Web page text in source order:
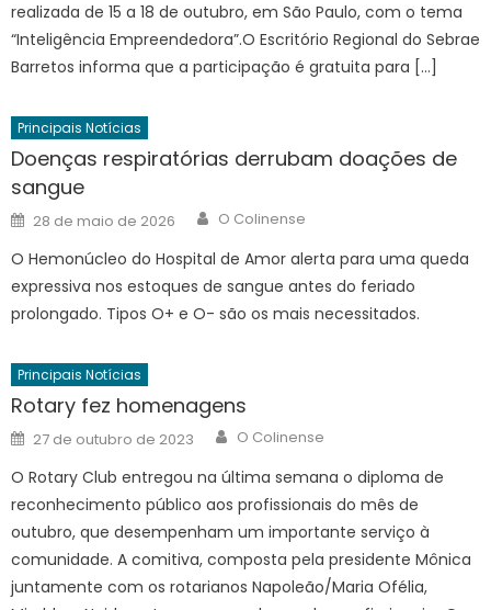
realizada de 15 a 18 de outubro, em São Paulo, com o tema
“Inteligência Empreendedora”.O Escritório Regional do Sebrae
Barretos informa que a participação é gratuita para […]
Principais Notícias
Doenças respiratórias derrubam doações de
sangue
Posted
on
28 de maio de 2026 Author
O Colinense
O Hemonúcleo do Hospital de Amor alerta para uma queda
expressiva nos estoques de sangue antes do feriado
prolongado. Tipos O+ e O- são os mais necessitados.
Principais Notícias
Rotary fez homenagens
Posted
on
27 de outubro de 2023 Author
O Colinense
O Rotary Club entregou na última semana o diploma de
reconhecimento público aos profissionais do mês de
outubro, que desempenham um importante serviço à
comunidade. A comitiva, composta pela presidente Mônica
juntamente com os rotarianos Napoleão/Maria Ofélia,